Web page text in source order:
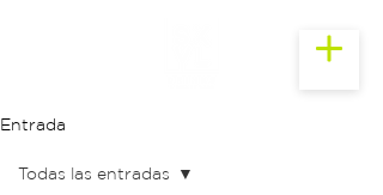
Entrada
Todas las entradas